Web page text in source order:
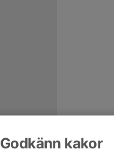
Godkänn kakor